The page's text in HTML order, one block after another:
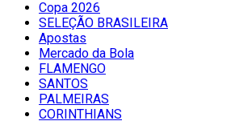
Copa 2026
SELEÇÃO BRASILEIRA
Apostas
Mercado da Bola
FLAMENGO
SANTOS
PALMEIRAS
CORINTHIANS